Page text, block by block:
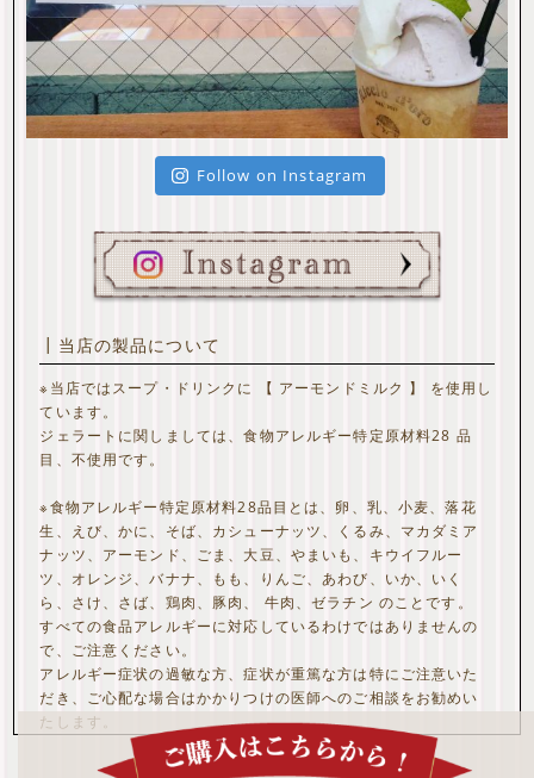
Follow on Instagram
┃当店の製品について
※当店ではスープ・ドリンクに 【 アーモンドミルク 】 を使用し
ています。
ジェラートに関しましては、食物アレルギー特定原材料28 品
目、不使用です。
※食物アレルギー特定原材料28品目とは、卵、乳、小麦、落花
生、えび、かに、そば、カシューナッツ、くるみ、マカダミア
ナッツ、アーモンド、ごま、大豆、やまいも、キウイフルー
ツ、オレンジ、バナナ、もも、りんご、あわび、いか、いく
ら、さけ、さば、鶏肉、豚肉、 牛肉、ゼラチン のことです。
すべての食品アレルギーに対応しているわけではありませんの
で、ご注意ください。
アレルギー症状の過敏な方、症状が重篤な方は特にご注意いた
だき、ご心配な場合はかかりつけの医師へのご相談をお勧めい
たします。